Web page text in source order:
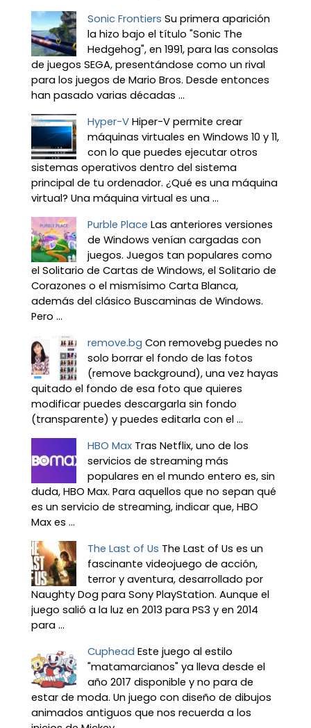
Sonic Frontiers Su primera aparición
la hizo bajo el título "Sonic The
Hedgehog", en 1991, para las consolas
de juegos SEGA, presentándose como un rival
para los juegos de Mario Bros. Desde entonces
han pasado varias décadas ...
Hyper-V Hiper-V permite crear
máquinas virtuales en Windows 10 y 11,
con lo que puedes ejecutar otros
sistemas operativos dentro del sistema
principal de tu ordenador. ¿Qué es una máquina
virtual? Una máquina virtual es una ...
Purble Place Las anteriores versiones
de Windows venían cargadas con
juegos. Juegos tan populares como
el Solitario de Cartas de Windows, el Solitario de
Corazones o el mismísimo Carta Blanca,
además del clásico Buscaminas de Windows.
Pero ...
remove.bg Con removebg puedes no
solo borrar el fondo de las fotos
(remove background), una vez hayas
quitado el fondo de esa foto que quieres
modificar puedes descargarla sin fondo
(transparente) y puedes editarla con el ...
HBO Max Tras Netflix, uno de los
servicios de streaming más
populares en el mundo entero es, sin
duda, HBO Max. Para aquellos que no sepan qué
es un servicio de streaming, indicar que, HBO
Max es ...
The Last of Us The Last of Us es un
fascinante videojuego de acción,
terror y aventura, desarrollado por
Naughty Dog para Sony PlayStation. Aunque el
juego salió a la luz en 2013 para PS3 y en 2014
para ...
Cuphead Este juego al estilo
"matamarcianos" ya lleva desde el
año 2017 disponible y no para de
estar de moda. Un juego con diseño de dibujos
animados antiguos que nos recuerda a los